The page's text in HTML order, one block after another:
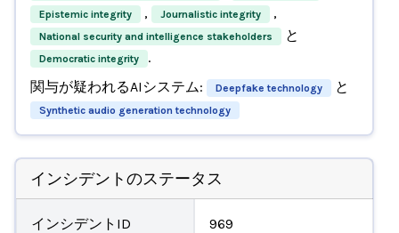
Epistemic integrity , Journalistic integrity ,
National security and intelligence stakeholders と
Democratic integrity
.
関与が疑われるAIシステム:
Deepfake technology と
Synthetic audio generation technology
インシデントのステータス
インシデントID 969